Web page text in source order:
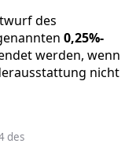
des
0,25%-
werden, wenn
nicht
des